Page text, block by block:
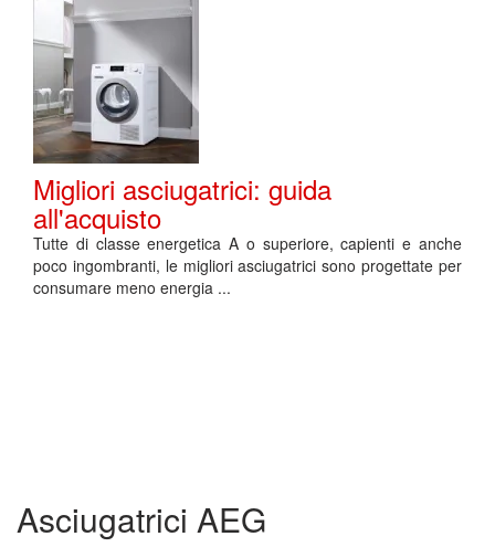
Migliori asciugatrici: guida
all'acquisto
Tutte di classe energetica A o superiore, capienti e anche
poco ingombranti, le migliori asciugatrici sono progettate per
consumare meno energia ...
Asciugatrici AEG